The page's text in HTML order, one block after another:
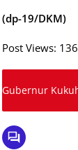
(dp-19/DKM)
Post Views: 136